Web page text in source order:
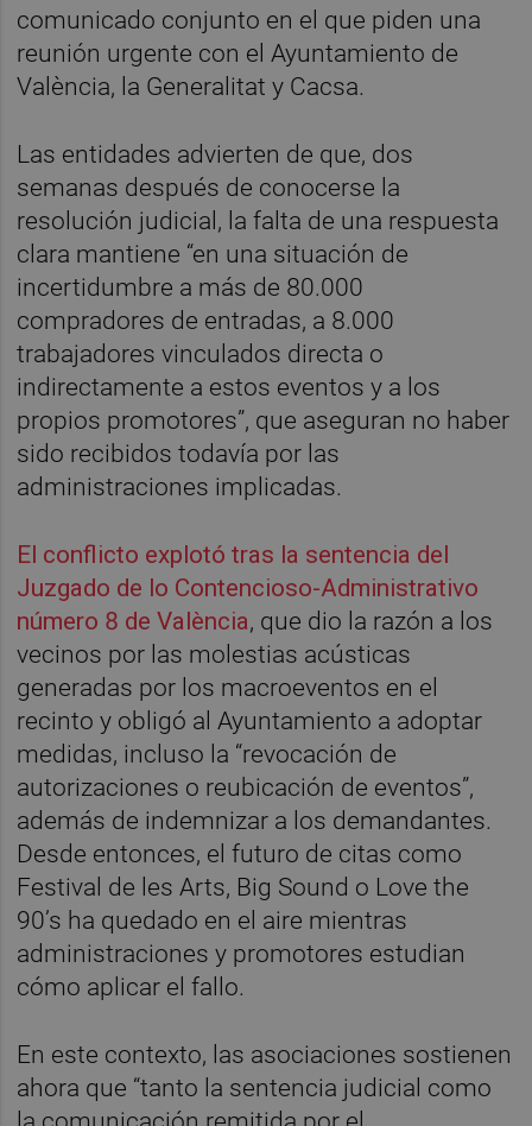
comunicado conjunto en el que piden una
reunión urgente con el Ayuntamiento de
València, la Generalitat y Cacsa.
Las entidades advierten de que, dos
semanas después de conocerse la
resolución judicial, la falta de una respuesta
clara mantiene “en una situación de
incertidumbre a más de 80.000
compradores de entradas, a 8.000
trabajadores vinculados directa o
indirectamente a estos eventos y a los
propios promotores”, que aseguran no haber
sido recibidos todavía por las
administraciones implicadas.
El conflicto explotó tras la sentencia del
Juzgado de lo Contencioso-Administrativo
número 8 de València, que dio la razón a los
vecinos por las molestias acústicas
generadas por los macroeventos en el
recinto y obligó al Ayuntamiento a adoptar
medidas, incluso la “revocación de
autorizaciones o reubicación de eventos”,
además de indemnizar a los demandantes.
Desde entonces, el futuro de citas como
Festival de les Arts, Big Sound o Love the
90’s ha quedado en el aire mientras
administraciones y promotores estudian
cómo aplicar el fallo.
En este contexto, las asociaciones sostienen
ahora que “tanto la sentencia judicial como